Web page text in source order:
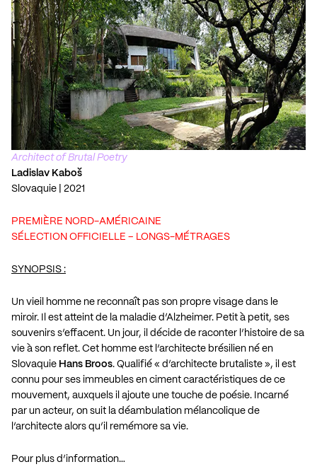
Architect of Brutal Poetry
Ladislav Kaboš
Slovaquie | 2021
PREMIÈRE NORD-AMÉRICAINE
SÉLECTION OFFICIELLE – LONGS-MÉTRAGES
SYNOPSIS :
Un vieil homme ne reconnaît pas son propre visage dans le
miroir. Il est atteint de la maladie d’Alzheimer. Petit à petit, ses
souvenirs s’effacent. Un jour, il décide de raconter l’histoire de sa
vie à son reflet. Cet homme est l’architecte brésilien né en
Slovaquie Hans Broos. Qualifié « d’architecte brutaliste », il est
connu pour ses immeubles en ciment caractéristiques de ce
mouvement, auxquels il ajoute une touche de poésie. Incarné
par un acteur, on suit la déambulation mélancolique de
l’architecte alors qu’il remémore sa vie.
Pour plus d’information…